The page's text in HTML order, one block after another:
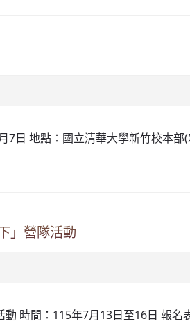
日 地點：國立清華大學新竹校本部
」營隊活動
時間：115年7月13日至16日 報名